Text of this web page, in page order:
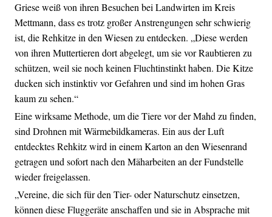
Griese weiß von ihren Besuchen bei Landwirten im Kreis
Mettmann, dass es trotz großer Anstrengungen sehr schwierig
ist, die Rehkitze in den Wiesen zu entdecken. „Diese werden
von ihren Muttertieren dort abgelegt, um sie vor Raubtieren zu
schützen, weil sie noch keinen Fluchtinstinkt haben. Die Kitze
ducken sich instinktiv vor Gefahren und sind im hohen Gras
kaum zu sehen.“
Eine wirksame Methode, um die Tiere vor der Mahd zu finden,
sind Drohnen mit Wärmebildkameras. Ein aus der Luft
entdecktes Rehkitz wird in einem Karton an den Wiesenrand
getragen und sofort nach den Mäharbeiten an der Fundstelle
wieder freigelassen.
„Vereine, die sich für den Tier- oder Naturschutz einsetzen,
können diese Fluggeräte anschaffen und sie in Absprache mit